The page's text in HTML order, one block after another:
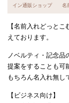
イン通販ショップ 名
【名前入れどっと
えております。
ノベルティ・記念品
提案をすることも
もちろん名入れ無し
【ビジネス向け】